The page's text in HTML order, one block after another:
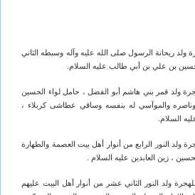
٤ للهجرة ولد ريحانة الرسول صلى الله عليه وآله وسبطه الثاني
بن علي بن أبي طالب عليه السلام.
سنة ٢٦ للهجرة ولد قمر بني هاشم أبو الفضل ، حامل لواء الحسين
والموآسي له بنفسه وساقي عطاشى كربلاء ،
السلام.
٣٨ للهجرة ولد النور الرابع من أنوار أهل بيت العصمة والطهارة
، زين العابدين عليه السلام .
سنة ٢٥٥ للهجرة ولد النور الثاني عشر من أنوار أهل البيت عليهم